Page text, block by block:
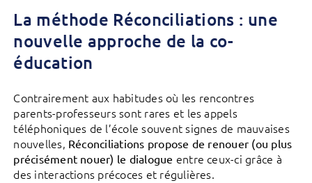
La méthode Réconciliations : une
nouvelle approche de la co-
éducation
Contrairement aux habitudes où les rencontres
parents-professeurs sont rares et les appels
téléphoniques de l’école souvent signes de mauvaises
nouvelles, Réconciliations propose de renouer (ou plus
précisément nouer) le dialogue entre ceux-ci grâce à
des interactions précoces et régulières.